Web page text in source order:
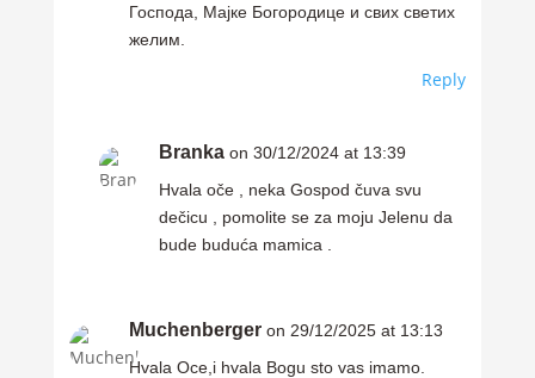
Господа, Мајке Богородице и свих светих
желим.
Reply
Branka on 30/12/2024 at 13:39
Hvala oče , neka Gospod čuva svu
dečicu , pomolite se za moju Jelenu da
bude buduća mamica .
Muchenberger on 29/12/2025 at 13:13
Hvala Oce,i hvala Bogu sto vas imamo.